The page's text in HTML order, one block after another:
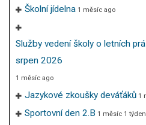
Školní jídelna 1 měsíc ago
Služby vedení školy o letních
srpen 2026
1 měsíc ago
Jazykové zkoušky deváťáků 1
Sportovní den 2.B 1 měsíc 1